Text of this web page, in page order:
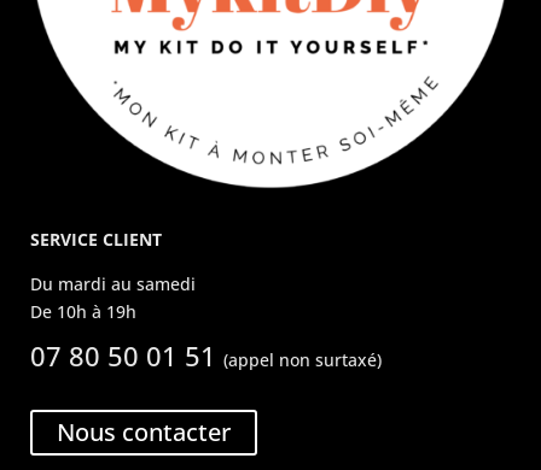
SERVICE CLIENT
Du mardi au samedi
De 10h à 19h
07 80 50 01 51(appel non surtaxé)
Nous contacter